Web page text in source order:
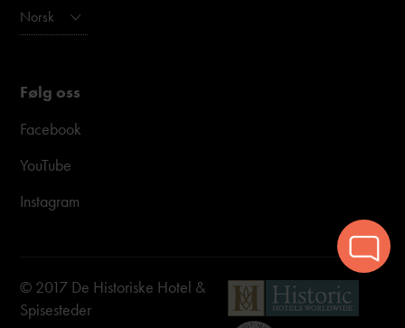
Norsk
Følg oss
Facebook
YouTube
Instagram
© 2017 De Historiske Hotel &
Spisesteder